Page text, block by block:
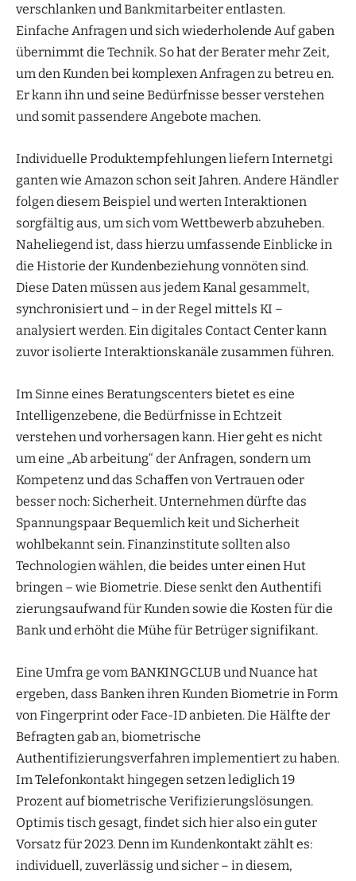
verschlanken und Bankmitarbeiter entlasten.
Einfache Anfragen und sich wiederholende Auf gaben
übernimmt die Technik. So hat der Berater mehr Zeit,
um den Kunden bei komplexen Anfragen zu betreu en.
Er kann ihn und seine Bedürfnisse besser verstehen
und somit passendere Angebote machen.
Individuelle Produktempfehlungen liefern Internetgi
ganten wie Amazon schon seit Jahren. Andere Händler
folgen diesem Beispiel und werten Interaktionen
sorgfältig aus, um sich vom Wettbewerb abzuheben.
Naheliegend ist, dass hierzu umfassende Einblicke in
die Historie der Kundenbeziehung vonnöten sind.
Diese Daten müssen aus jedem Kanal gesammelt,
synchronisiert und – in der Regel mittels KI –
analysiert werden. Ein digitales Contact Center kann
zuvor isolierte Interaktionskanäle zusammen führen.
Im Sinne eines Beratungscenters bietet es eine
Intelligenzebene, die Bedürfnisse in Echtzeit
verstehen und vorhersagen kann. Hier geht es nicht
um eine „Ab arbeitung“ der Anfragen, sondern um
Kompetenz und das Schaffen von Vertrauen oder
besser noch: Sicherheit. Unternehmen dürfte das
Spannungspaar Bequemlich keit und Sicherheit
wohlbekannt sein. Finanzinstitute sollten also
Technologien wählen, die beides unter einen Hut
bringen – wie Biometrie. Diese senkt den Authentifi
zierungsaufwand für Kunden sowie die Kosten für die
Bank und erhöht die Mühe für Betrüger signifikant.
Eine Umfra ge vom BANKINGCLUB und Nuance hat
ergeben, dass Banken ihren Kunden Biometrie in Form
von Fingerprint oder Face-ID anbieten. Die Hälfte der
Befragten gab an, biometrische
Authentifizierungsverfahren implementiert zu haben.
Im Telefonkontakt hingegen setzen lediglich 19
Prozent auf biometrische Verifizierungslösungen.
Optimis tisch gesagt, findet sich hier also ein guter
Vorsatz für 2023. Denn im Kundenkontakt zählt es:
individuell, zuverlässig und sicher – in diesem,